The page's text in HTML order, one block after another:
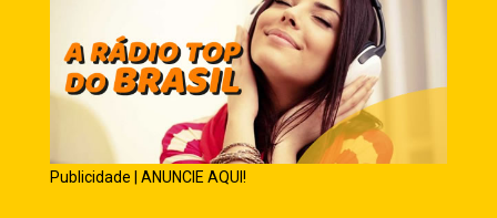
Publicidade | ANUNCIE AQUI!